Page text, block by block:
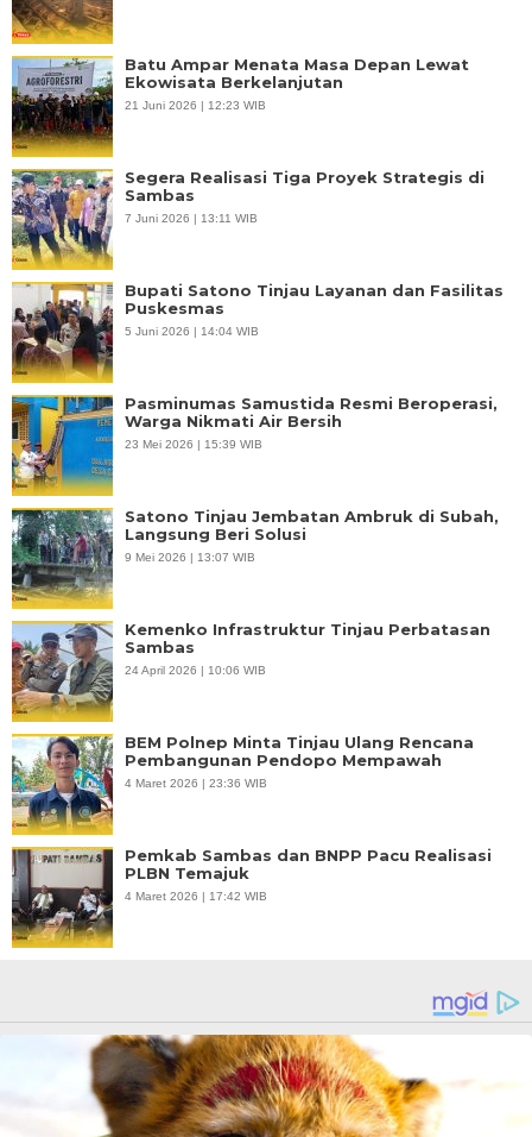
Batu Ampar Menata Masa Depan Lewat
Ekowisata Berkelanjutan
21 Juni 2026 | 12:23 WIB
Segera Realisasi Tiga Proyek Strategis di
Sambas
7 Juni 2026 | 13:11 WIB
Bupati Satono Tinjau Layanan dan Fasilitas
Puskesmas
5 Juni 2026 | 14:04 WIB
Pasminumas Samustida Resmi Beroperasi,
Warga Nikmati Air Bersih
23 Mei 2026 | 15:39 WIB
Satono Tinjau Jembatan Ambruk di Subah,
Langsung Beri Solusi
9 Mei 2026 | 13:07 WIB
Kemenko Infrastruktur Tinjau Perbatasan
Sambas
24 April 2026 | 10:06 WIB
BEM Polnep Minta Tinjau Ulang Rencana
Pembangunan Pendopo Mempawah
4 Maret 2026 | 23:36 WIB
Pemkab Sambas dan BNPP Pacu Realisasi
PLBN Temajuk
4 Maret 2026 | 17:42 WIB